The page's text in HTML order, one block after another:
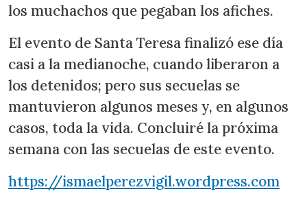
los muchachos que pegaban los afiches.
El evento de Santa Teresa finalizó ese día
casi a la medianoche, cuando liberaron a
los detenidos; pero sus secuelas se
mantuvieron algunos meses y, en algunos
casos, toda la vida. Concluiré la próxima
semana con las secuelas de este evento.
https://ismaelperezvigil.wordpress.com